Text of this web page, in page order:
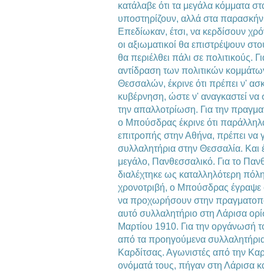
κατάλαβε ότι τα μεγάλα κόμματα
υποστηρίζουν, αλλά στα
Επεδίωκαν, έτσι, να κερδίσουν
οι αξιωματικοί θα επιστρέψουν
θα περιέλθει πάλι σε πολιτικούς.
αντίδραση των πολιτικών
Θεσσαλών, έκρινε ότι πρέπει ν'
κυβέρνηση, ώστε ν' αναγκαστεί να
την απαλλοτρίωση. Για την
ο Μπούσδρας έκρινε ότι
επιτροπής στην Αθήνα, πρέπει να
συλλαλητήρια στην Θεσσαλία. Και
μεγάλο, Πανθεσσαλικό. Για το
διαλέχτηκε ως καταλληλότερη
χρονοτριβή, ο Μπούσδρας έγραψε
να προχωρήσουν στην
αυτό συλλαλητήριο στη Λάρισα
Μαρτίου 1910. Για την οργάνωσή
από τα προηγούμενα
Καρδίτσας. Αγωνιστές από την
ονόματά τους, πήγαν στη Λάρισα